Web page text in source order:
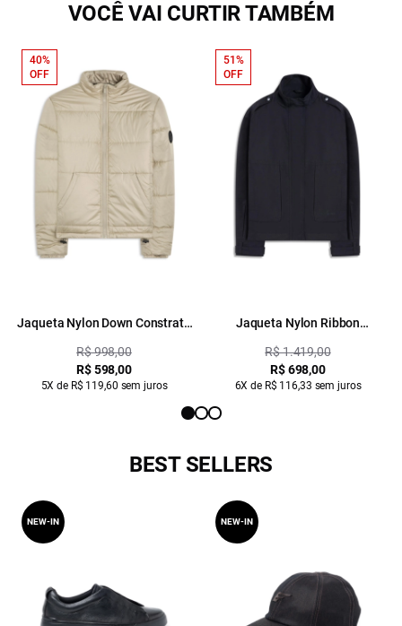
VOCÊ VAI CURTIR TAMBÉM
Jaqueta Nylon Down Constrate
R$ 998,00
R$ 598,00
5X de R$ 119,60 sem juros
40%
OFF
Jaqueta Nylon Ribbon
R$ 1.419,00
R$ 698,00
6X de R$ 116,33 sem juros
51%
OFF
BEST SELLERS
NEW-IN NEW-IN